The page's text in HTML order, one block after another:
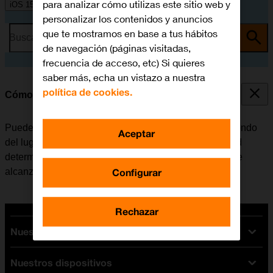
iOS 15.0
Busca por problema o tema
Cómo seleccionar el tipo de red
Puede haber varios tipos de red disponibles, dependiendo
del lugar en el que se encuentre el móvil. El tipo de red
determina, entre otras cosas, la velocidad de datos que
alcanza el móvil.
Nuestras tarifas
Tarifas Orange
Nuestros dispositivos
para analizar cómo utilizas este sitio web y
personalizar los contenidos y anuncios
que te mostramos en base a tus hábitos
de navegación (páginas visitadas,
frecuencia de acceso, etc) Si quieres
saber más, echa un vistazo a nuestra
política de cookies.
Configurar
Rechazar
Aceptar